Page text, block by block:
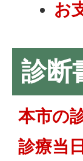
お
診断
本市の
診療当